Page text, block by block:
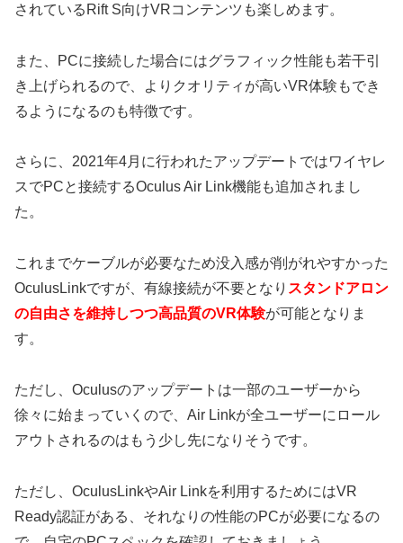
されているRift S向けVRコンテンツも楽しめます。
また、PCに接続した場合にはグラフィック性能も若干引
き上げられるので、よりクオリティが高いVR体験もでき
るようになるのも特徴です。
さらに、2021年4月に行われたアップデートではワイヤレ
スでPCと接続するOculus Air Link機能も追加されまし
た。
これまでケーブルが必要なため没入感が削がれやすかった
OculusLinkですが、有線接続が不要となり スタンドアロン
の自由さを維持しつつ高品質のVR体験が可能となりま
す。
ただし、Oculusのアップデートは一部のユーザーから
徐々に始まっていくので、Air Linkが全ユーザーにロール
アウトされるのはもう少し先になりそうです。
ただし、OculusLinkやAir Linkを利用するためにはVR
Ready認証がある、それなりの性能のPCが必要になるの